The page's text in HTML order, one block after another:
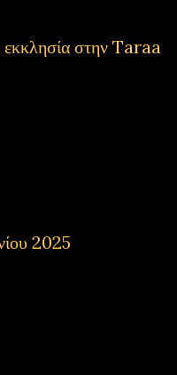
στην Taraa
2025